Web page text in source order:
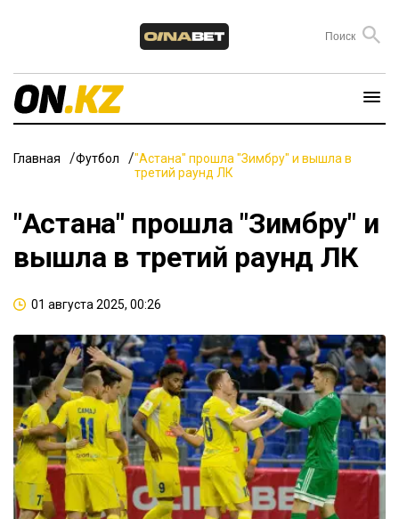
Главная Футбол
"Астана" прошла "Зимбру" и вышла в
третий раунд ЛК
"Астана" прошла "Зимбру" и
вышла в третий раунд ЛК
01 августа 2025, 00:26